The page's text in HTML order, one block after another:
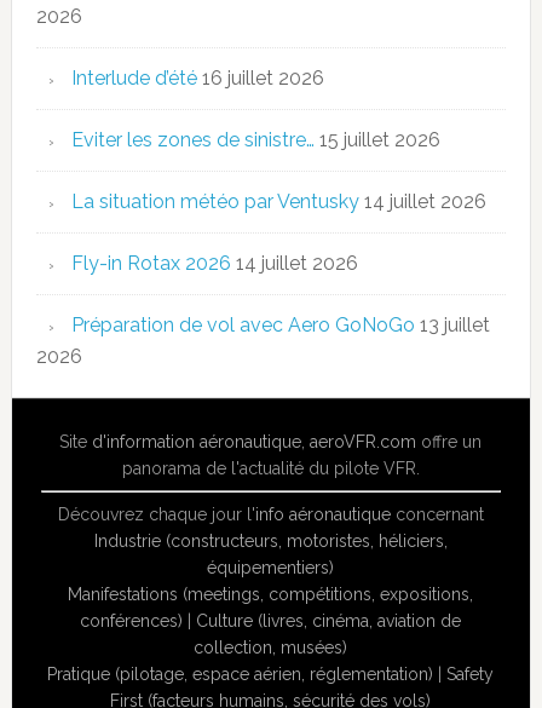
2026
Interlude d’été 16 juillet 2026
Eviter les zones de sinistre… 15 juillet 2026
La situation météo par Ventusky 14 juillet 2026
Fly-in Rotax 2026 14 juillet 2026
Préparation de vol avec Aero GoNoGo 13 juillet
2026
Site d'information aéronautique ,aeroVFR.com offre un
panorama de l'actualité du pilote VFR.
Découvrez chaque jour l'info aéronautiqueconcernant
Industrie (constructeurs, motoristes, héliciers,
équipementiers)
Manifestations (meetings, compétitions, expositions,
conférences)
Culture (livres, cinéma, aviation de
collection, musées)
Pratique (pilotage, espace aérien, réglementation) |Safety
First (facteurs humains, sécurité des vols)